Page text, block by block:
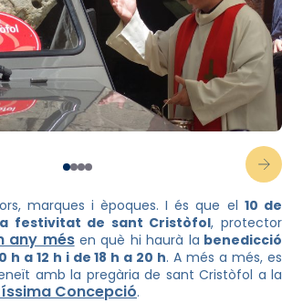
marques i èpoques. I és que el 10 de
festivitat de sant Cristòfol, protector
any mésen què hi haurà la benedicció
h a 12 h i de 18 h a 20 h. A més a més, es
amb la pregària de sant Cristòfol a la
Concepció.